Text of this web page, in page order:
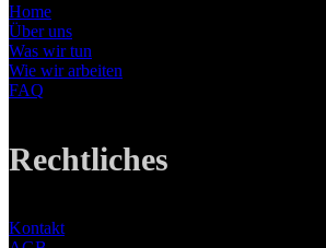
Home
Über uns
Was wir tun
Wie wir arbeiten
FAQ
Rechtliches
Kontakt